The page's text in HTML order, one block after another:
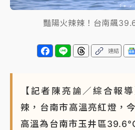
押庭
父親節泡湯了！中颱白海豚雨彈
豔陽火辣辣！台南飆
連結
【記者陳亮諭／綜合報
辣，台南市高溫亮紅燈，
高溫為台南市玉井區